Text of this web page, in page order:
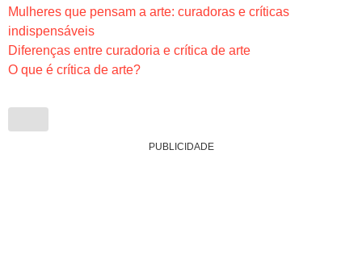
Mulheres que pensam a arte: curadoras e críticas
indispensáveis
Diferenças entre curadoria e crítica de arte
O que é crítica de arte?
PUBLICIDADE